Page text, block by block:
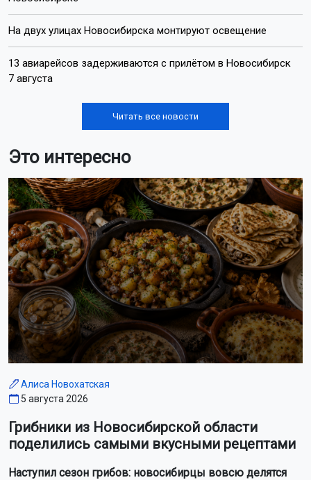
На двух улицах Новосибирска монтируют освещение
13 авиарейсов задерживаются с прилётом в Новосибирск
7 августа
Читать все новости
Это интересно
Алиса Новохатская
5 августа 2026
Грибники из Новосибирской области
поделились самыми вкусными рецептами
Наступил сезон грибов: новосибирцы вовсю делятся